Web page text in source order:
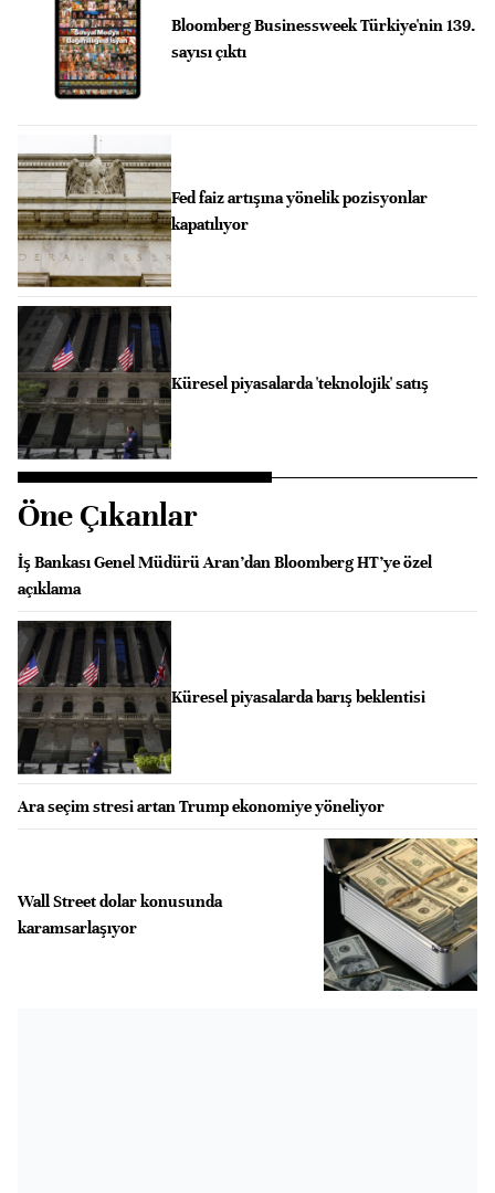
Bloomberg Businessweek Türkiye'nin 139.
sayısı çıktı
Fed faiz artışına yönelik pozisyonlar
kapatılıyor
Küresel piyasalarda 'teknolojik' satış
Öne Çıkanlar
İş Bankası Genel Müdürü Aran’dan Bloomberg HT’ye özel
açıklama
Küresel piyasalarda barış beklentisi
Ara seçim stresi artan Trump ekonomiye yöneliyor
Wall Street dolar konusunda
karamsarlaşıyor